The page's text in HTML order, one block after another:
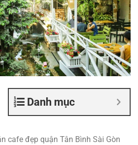
Danh mục
cafe đẹp quận Tân Bình Sài Gòn